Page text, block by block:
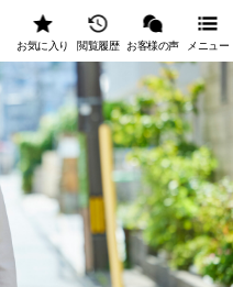
お気に入り 閲覧履歴 お客様の声 メニュー